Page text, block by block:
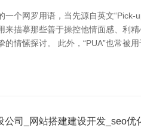
一个网罗用语，当先源自英文
来描摹那些善于操控他情面感、利
情愫探讨。 此外，“PUA”也常被
司_网站搭建建设开发_seo优